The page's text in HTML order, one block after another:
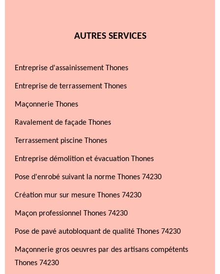
AUTRES SERVICES
Entreprise d'assainissement Thones
Entreprise de terrassement Thones
Maçonnerie Thones
Ravalement de façade Thones
Terrassement piscine Thones
Entreprise démolition et évacuation Thones
Pose d'enrobé suivant la norme Thones 74230
Création mur sur mesure Thones 74230
Maçon professionnel Thones 74230
Pose de pavé autobloquant de qualité Thones 74230
Maçonnerie gros oeuvres par des artisans compétents
Thones 74230